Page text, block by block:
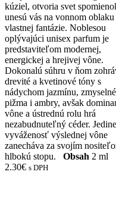
kúziel, otvoria svet
unesú vás na vonnom oblaku
vlastnej fantázie. Noblesou
oplývajúci unisex parfum je
predstaviteľom modernej,
energickej a hrejivej vône.
Dokonalú súhru v ňom
drevité a kvetinové tóny s
nádychom jazmínu,
pižma i ambry, avšak
vône a ústrednú rolu hrá
nezabudnuteľný céder.
vyváženosť výslednej vône
zanecháva za svojím
hlbokú stopu. Obsah 2 ml
2.30€ s DPH